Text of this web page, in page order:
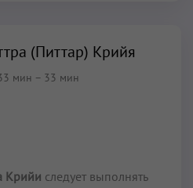
(Питтар) Крийя
мин – 33 мин
Крийи следует выполнять